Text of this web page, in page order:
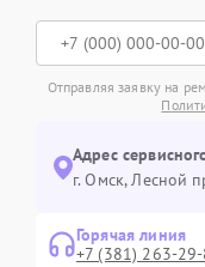
Отправляя заявку на
Адрес
г. Омск, ​Лесной
Горячая линия
+7 (381) 263-